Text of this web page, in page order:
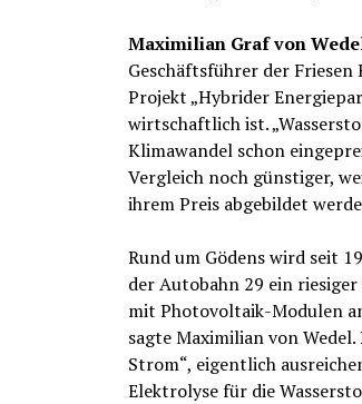
Maximilian Graf von
Geschäftsführer der Friesen
Projekt „Hybrider
wirtschaftlich ist.
Klimawandel schon
Vergleich noch günstiger,
ihrem Preis abgebildet
Rund um Gödens wird seit
der Autobahn 29 ein
mit Photovoltaik-Modulen
sagte Maximilian von
Strom“, eigentlich
Elektrolyse für die